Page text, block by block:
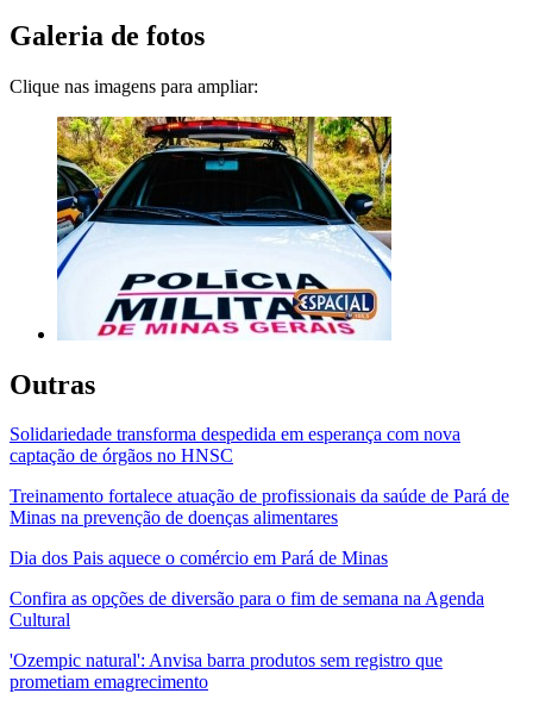
Galeria de fotos
Clique nas imagens para ampliar:
Outras
Solidariedade transforma despedida em esperança com nova
captação de órgãos no HNSC
Treinamento fortalece atuação de profissionais da saúde de Pará de
Minas na prevenção de doenças alimentares
Dia dos Pais aquece o comércio em Pará de Minas
Confira as opções de diversão para o fim de semana na Agenda
Cultural
'Ozempic natural': Anvisa barra produtos sem registro que
prometiam emagrecimento